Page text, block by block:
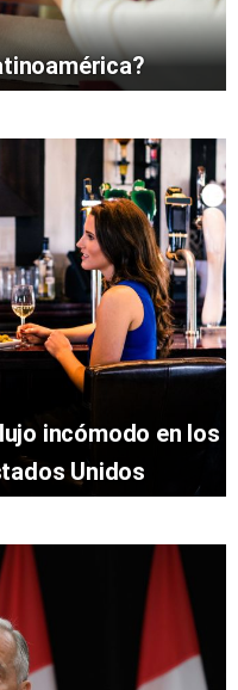
incómodo en los
Unidos